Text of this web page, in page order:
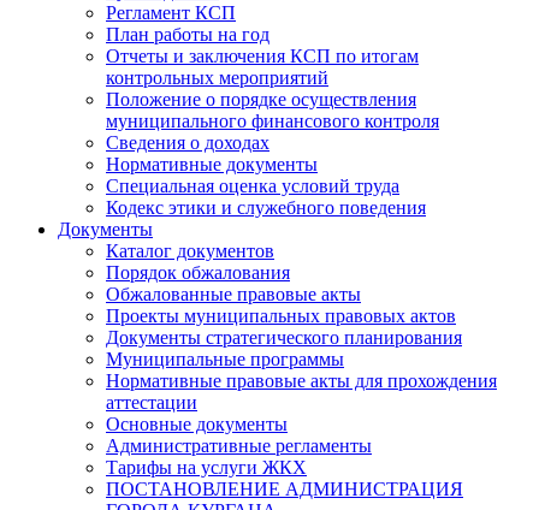
Регламент КСП
План работы на год
Отчеты и заключения КСП по итогам
контрольных мероприятий
Положение о порядке осуществления
муниципального финансового контроля
Сведения о доходах
Нормативные документы
Специальная оценка условий труда
Кодекс этики и служебного поведения
Документы
Каталог документов
Порядок обжалования
Обжалованные правовые акты
Проекты муниципальных правовых актов
Документы стратегического планирования
Муниципальные программы
Нормативные правовые акты для прохождения
аттестации
Основные документы
Административные регламенты
Тарифы на услуги ЖКХ
ПОСТАНОВЛЕНИЕ АДМИНИСТРАЦИЯ